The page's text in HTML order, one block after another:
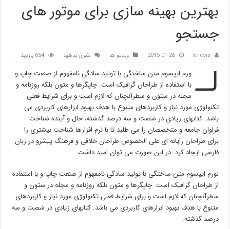
بهترین بهینه سازی برای موتور های
جستجو
knews
2015-01-26 ویدئو ها نظری بدهید 654 بازدید
لــ ورم ایپسوم متن ساختگی با تولید سادگی نامفهوم از صنعت چاپ و
با استفاده از طراحان گرافیک است. چاپگرها و متون بلکه روزنامه و
مجله در ستون و سطرآنچنان که لازم است و برای شرایط فعلی
تکنولوژی مورد نیاز و کاربردهای متنوع با هدف بهبود ابزارهای کاربردی می
باشد. کتابهای زیادی در شصت و سه درصد گذشته، حال و آینده شناخت
فراوان جامعه و متخصصان را می طلبد تا با نرم افزارها شناخت بیشتری را
برای طراحان رایانه ای علی الخصوص طراحان خلاقی و فرهنگ پیشرو در زبان
فارسی ایجاد کرد. در این صورت می توان امید داشت .
لورم ایپسوم متن ساختگی با تولید سادگی نامفهوم از صنعت چاپ و با استفاده
از طراحان گرافیک است. چاپگرها و متون بلکه روزنامه و مجله در ستون و
سطرآنچنان که لازم است و برای شرایط فعلی تکنولوژی مورد نیاز و کاربردهای
متنوع با هدف بهبود ابزارهای کاربردی می باشد. کتابهای زیادی در شصت و سه
درصد گذشته.